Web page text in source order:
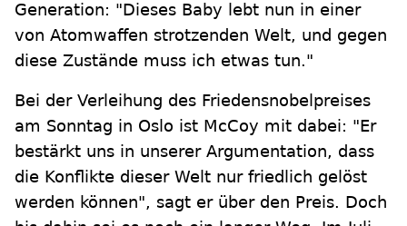
Generation: "Dieses Baby lebt nun in einer
von Atomwaffen strotzenden Welt, und gegen
diese Zustände muss ich etwas tun."
Bei der Verleihung des Friedensnobelpreises
am Sonntag in Oslo ist McCoy mit dabei: "Er
bestärkt uns in unserer Argumentation, dass
die Konflikte dieser Welt nur friedlich gelöst
werden können", sagt er über den Preis. Doch